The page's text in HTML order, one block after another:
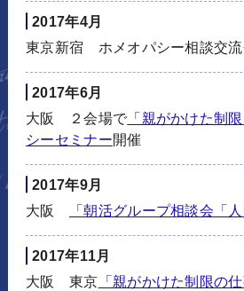
2017年4月
東京新宿 ホメオパシー相談交流
2017年6月
大阪 ２会場で 「親がかけた制
シーセミナー開催
2017年9月
大阪
「朝活グループ相談会「人
2017年11月
大阪 東京 「親がかけた制限の